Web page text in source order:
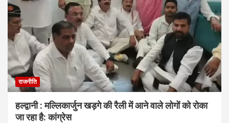
राजनीति
हल्द्वानी : मल्लिकार्जुन खड़गे की रैली में आने वाले लोगों को रोका
जा रहा है: कांग्रेस